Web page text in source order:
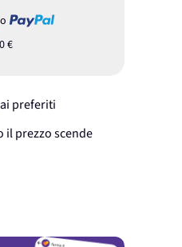
o
€
preferiti
il prezzo scende